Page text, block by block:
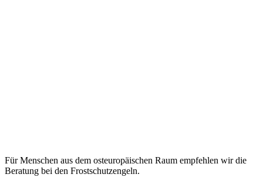
Für Menschen aus dem osteuropäischen Raum empfehlen wir die
Beratung bei den Frostschutzengeln.